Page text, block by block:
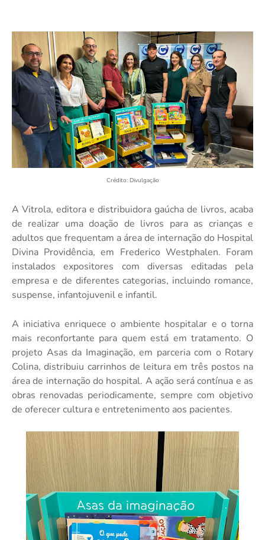
Crédito: Divulgação
A Vitrola, editora e distribuidora gaúcha de livros, acaba
de realizar uma doação de livros para as crianças e
adultos que frequentam a área de internação do Hospital
Divina Providência, em Frederico Westphalen. Foram
instalados expositores com diversas editadas pela
empresa e de diferentes categorias, incluindo romance,
suspense, infantojuvenil e infantil.
A iniciativa enriquece o ambiente hospitalar e o torna
mais reconfortante para quem está em tratamento. O
projeto Asas da Imaginação, em parceria com o Rotary
Colina, distribuiu carrinhos de leitura em três postos na
área de internação do hospital. A ação será contínua e as
obras renovadas periodicamente, sempre com objetivo
de oferecer cultura e entretenimento aos pacientes.